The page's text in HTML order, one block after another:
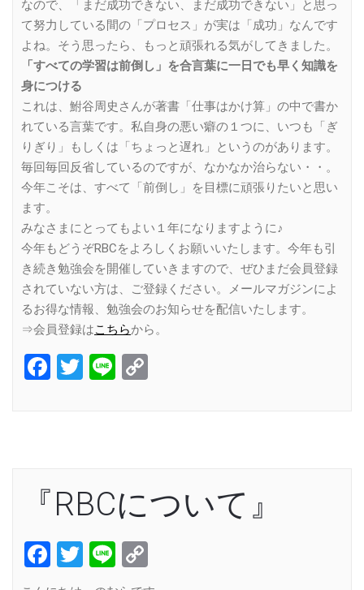
なので、「まだ成功できない、まだ成功できない」と思っ
て努力している間の「プロセス」が実は「成功」なんです
よね。そう思ったら、もっと頑張れる気がしてきました。
「すべての学習は前倒し」を合言葉に一日でも早く知識を
身につける
これは、鮒谷周史さんが著書「仕事はかけ算」の中で書か
れている言葉です。私自身の悪い癖の１つに、いつも「ぎ
りぎり」もしくは「ちょっと遅れ」というのがあります。
毎回毎回反省しているのですが、なかなか治らない・・。
今年こそは、すべて「前倒し」を目標に頑張りたいと思い
ます。
みなさまにとってもよい１年になりますように♪
今年もどうぞRBCをよろしくお願いいたします。今年も引
き続き勉強会を開催していきますので、ぜひまだ会員登録
されていない方は、ご登録ください。メールマガジンによ
るお得な情報、勉強会のお知らせを配信いたします。
⇒会員登録はこちらから。
Facebook
Twitter
Line
『RBCについて』
Facebook
Twitter
Line
Link